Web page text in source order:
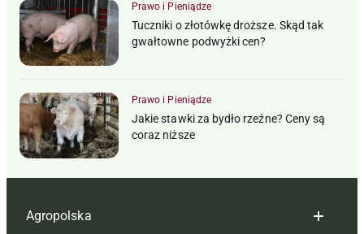
Prawo i Pieniądze
Tuczniki o złotówkę droższe. Skąd tak
gwałtowne podwyżki cen?
Prawo i Pieniądze
Jakie stawki za bydło rzeźne? Ceny są
coraz niższe
Agropolska